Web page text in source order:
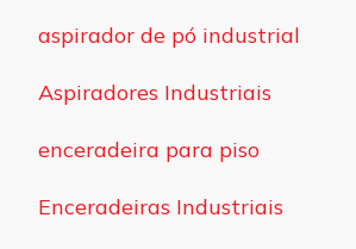
aspirador de pó industrial
Aspiradores Industriais
enceradeira para piso
Enceradeiras Industriais